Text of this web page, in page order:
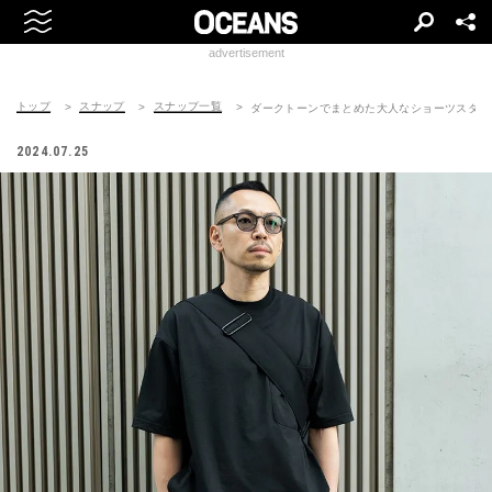
advertisement
トップ スナップ スナップ一覧 ダークトーンでまとめた大人なショーツスタ
2024.07.25